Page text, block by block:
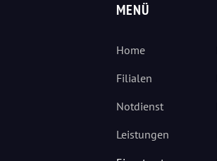
MENÜ
Home
Filialen
Notdienst
Leistungen